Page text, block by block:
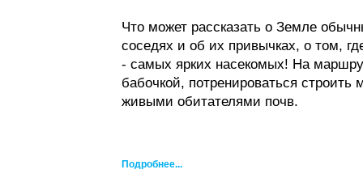
Что может рассказать о Земле
соседях и об их привычках, о том,
- самых ярких насекомых! На
бабочкой, потренироваться
живыми обитателями почв.
Подробнее...